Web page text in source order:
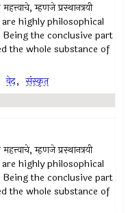
म्हणजे प्रस्थानत्रयी
highly philosophical
the conclusive part
the whole substance of
वेद, संस्कृत
म्हणजे प्रस्थानत्रयी
highly philosophical
the conclusive part
the whole substance of